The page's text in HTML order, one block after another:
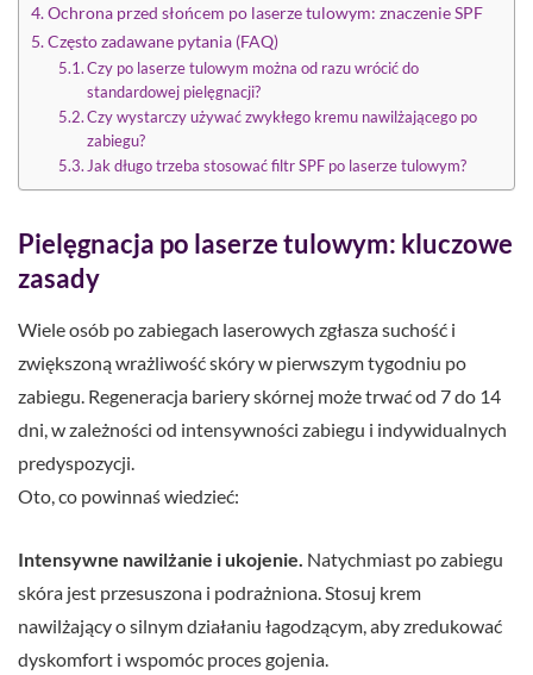
Ochrona przed słońcem po laserze tulowym: znaczenie SPF
Często zadawane pytania (FAQ)
Czy po laserze tulowym można od razu wrócić do
standardowej pielęgnacji?
Czy wystarczy używać zwykłego kremu nawilżającego po
zabiegu?
Jak długo trzeba stosować filtr SPF po laserze tulowym?
Pielęgnacja po laserze tulowym: kluczowe
zasady
Wiele osób po zabiegach laserowych zgłasza suchość i
zwiększoną wrażliwość skóry w pierwszym tygodniu po
zabiegu. Regeneracja bariery skórnej może trwać od 7 do 14
dni, w zależności od intensywności zabiegu i indywidualnych
predyspozycji.
Oto, co powinnaś wiedzieć:
Intensywne nawilżanie i ukojenie. Natychmiast po zabiegu
skóra jest przesuszona i podrażniona. Stosuj krem
nawilżający o silnym działaniu łagodzącym, aby zredukować
dyskomfort i wspomóc proces gojenia.